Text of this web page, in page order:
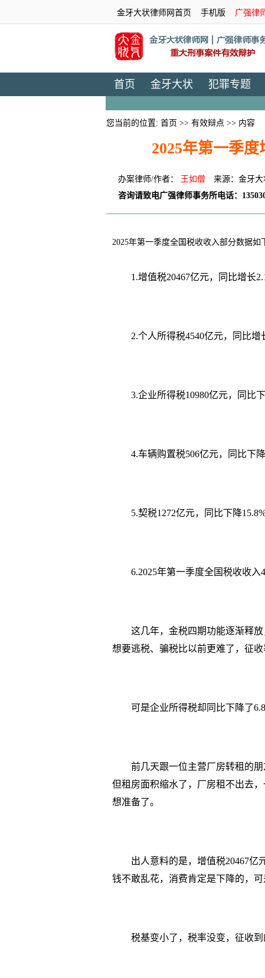
金牙大状律师网首页 手机版 广强律
首页 金牙大状 犯罪专题
您当前的位置: 首页 >> 有效辩点 >> 内容
2025年第一季
办案律师/作者： 王如僧 来源：金牙大
咨询请致电广强律师事务所电话：
2025年第一季度全国税收收入部分数据如
1.增值税20467亿元，同比增长
2.个人所得税4540亿元，同比增
3.企业所得税10980亿元，同比下
4.车辆购置税506亿元，同比下降
5.契税1272亿元，同比下降15.8%
6.2025年第一季度全国税收收入
这几年，金税四期功能逐渐释
想要逃税、骗税比以前更难了，征收
可是企业所得税却同比下降了
前几天跟一位主营厂房转租的
但租房面积缩水了，厂房租不出去
想准备了。
出人意料的是，增值税20467亿
钱不敢乱花，消费肯定是下降的，
税基变小了，税率没变，征收